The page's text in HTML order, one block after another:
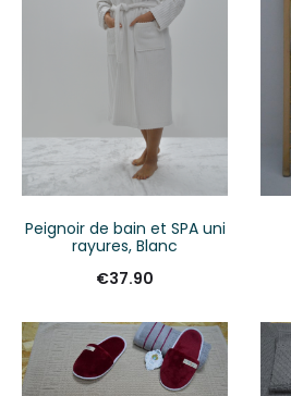
Peignoir de bain et SPA uni
rayures, Blanc
€37.90